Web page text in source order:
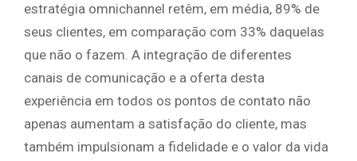
estratégia omnichannel retêm, em média, 89% de
seus clientes, em comparação com 33% daquelas
que não o fazem. A integração de diferentes
canais de comunicação e a oferta desta
experiência em todos os pontos de contato não
apenas aumentam a satisfação do cliente, mas
também impulsionam a fidelidade e o valor da vida